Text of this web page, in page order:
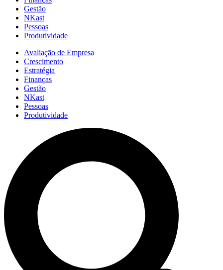
Gestão
NKast
Pessoas
Produtividade
Avaliação de Empresa
Crescimento
Estratégia
Finanças
Gestão
NKast
Pessoas
Produtividade